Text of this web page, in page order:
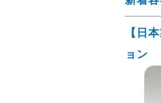
【日
ョン